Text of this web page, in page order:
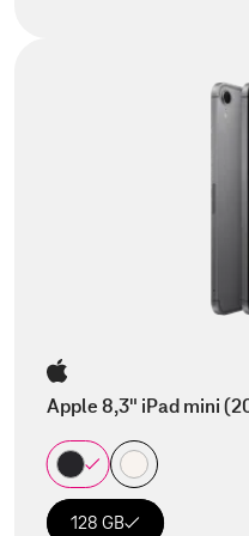
Apple 8,3" iPad mini
128 GB